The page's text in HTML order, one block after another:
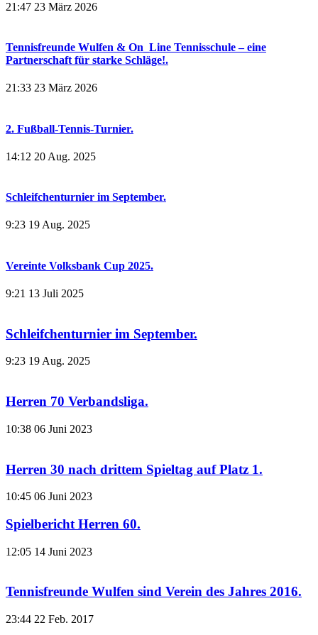
21:47 23 März 2026
Tennisfreunde Wulfen & On_Line Tennisschule – eine
Partnerschaft für starke Schläge!.
21:33 23 März 2026
2. Fußball-Tennis-Turnier.
14:12 20 Aug. 2025
Schleifchenturnier im September.
9:23 19 Aug. 2025
Vereinte Volksbank Cup 2025.
9:21 13 Juli 2025
Schleifchenturnier im September.
9:23 19 Aug. 2025
Herren 70 Verbandsliga.
10:38 06 Juni 2023
Herren 30 nach drittem Spieltag auf Platz 1.
10:45 06 Juni 2023
Spielbericht Herren 60.
12:05 14 Juni 2023
Tennisfreunde Wulfen sind Verein des Jahres 2016.
23:44 22 Feb. 2017